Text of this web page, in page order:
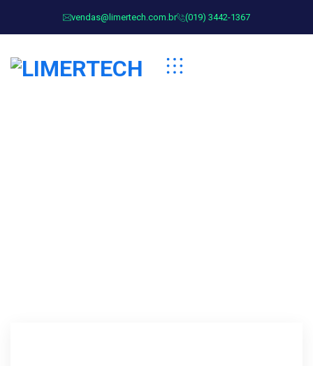
vendas@limertech.com.br (019) 3442-1367